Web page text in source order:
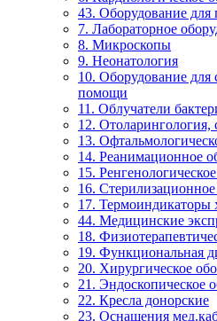
43. Оборудование для
7. Лабораторное
8. Микроскопы
9. Неонатология
10. Оборудование
помощи
11. Облучатели
12. Отоларингология,
13.
14. Реанимационное
15.
16.
17. Термоиндикаторы
44. Медицинские
18.
19. Функциональная
20. Хирургическое
21. Эндоскопическое
22. Кресла донорские
23. Оснащения